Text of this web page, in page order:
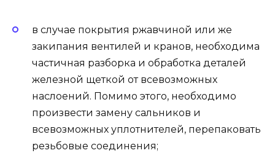
в случае покрытия ржавчиной или же
закипания вентилей и кранов, необходима
частичная разборка и обработка деталей
железной щеткой от всевозможных
наслоений. Помимо этого, необходимо
произвести замену сальников и
всевозможных уплотнителей, перепаковать
резьбовые соединения;